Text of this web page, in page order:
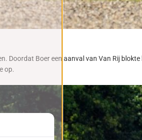
Doordat Boer een aanval van Van Rij
op.